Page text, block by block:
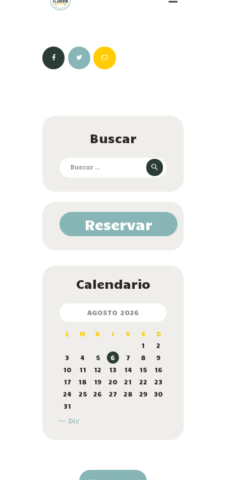
Buscar
Reservar
Calendario
AGOSTO 2026
L M X J V S
D
1
2
3
4 5 6 7 8
9
10
11 12 13 14 15
16
17
18 19 20 21 22
23
24
25 26 27 28 29
30
31
« Dic